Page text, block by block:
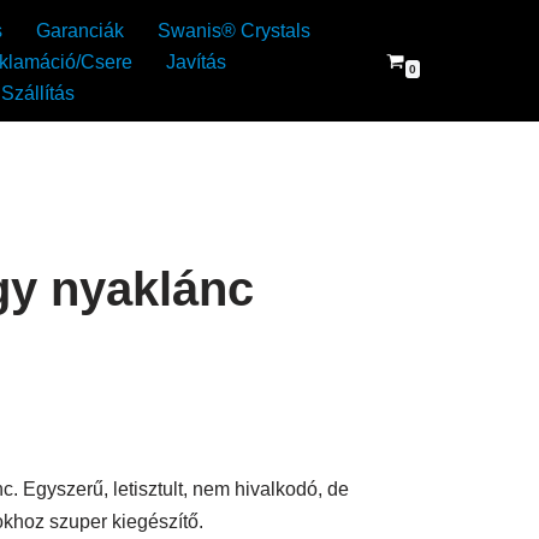
Garanciák
Swanis® Crystals
Csere
Javítás
Szállítás
0
nyaklánc
Egyszerű, letisztult, nem hivalkodó, de
szuper kiegészítő.